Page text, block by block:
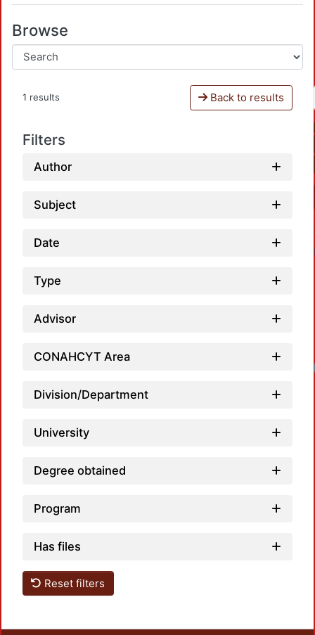
Browse
1 results Back to results
Filters
Author
Subject
Date
Type
Advisor
CONAHCYT Area
Division/Department
University
Degree obtained
Program
Has files
Reset filters